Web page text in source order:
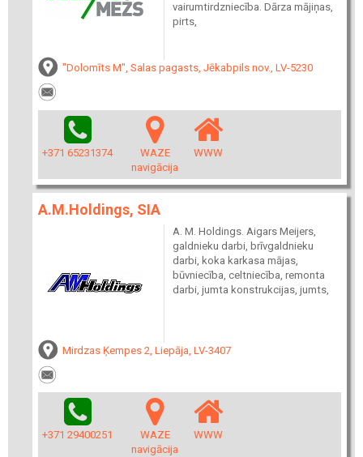
vairumtirdzniecība. Dārza mājiņas,
pirts,
"Dolomīts M", Salas pagasts, Jēkabpils nov., LV-5230
+371 65231374
WAZE
navigācija
WWW
A.M.Holdings, SIA
A. M. Holdings. Aigars Meijers,
galdnieku darbi, brīvgaldnieku
darbi, koka karkasa mājas,
būvniecība, celtniecība, remonta
darbi, jumta konstrukcijas, jumts,
Mirdzas Ķempes 2, Liepāja, LV-3407
+371 29400251
WAZE
navigācija
WWW